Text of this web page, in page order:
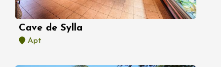
Cave de Sylla
Apt